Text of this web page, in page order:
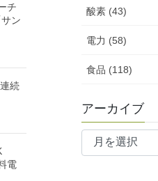
チ
ン
続
電
酸素 (43)
電力 (58)
食品 (118)
アーカイブ
ア